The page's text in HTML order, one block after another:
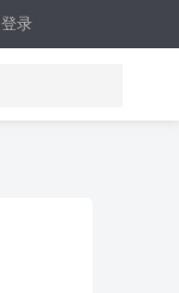
登录